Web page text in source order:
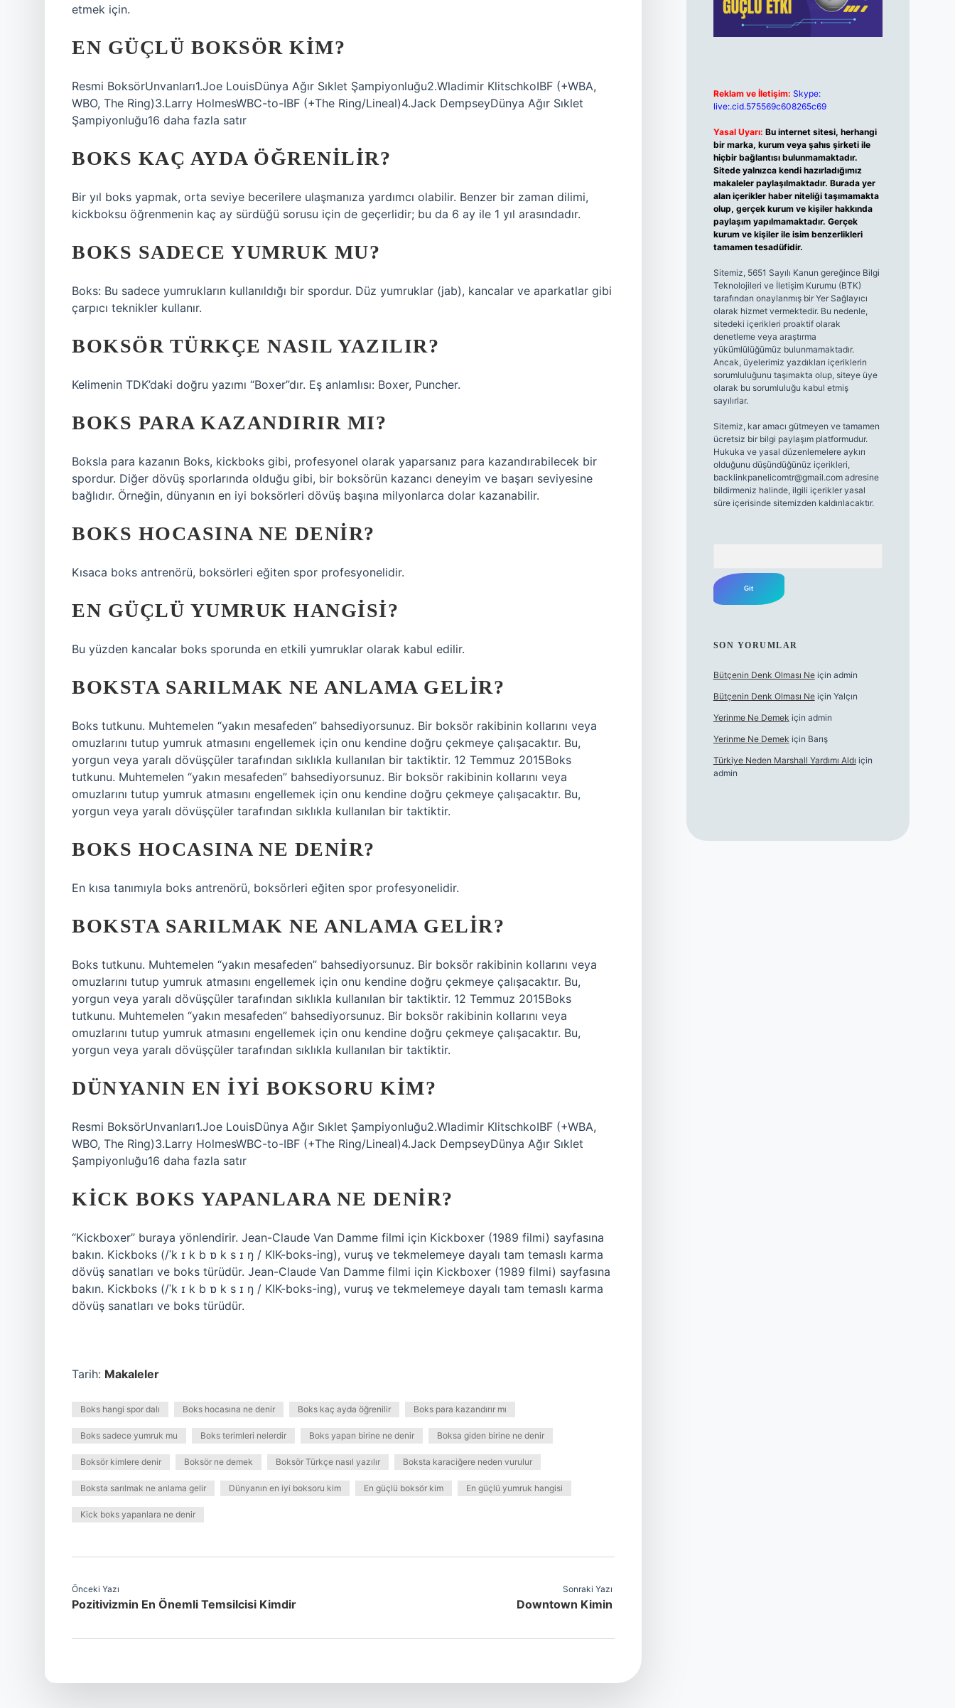
etmek için.
EN GÜÇLÜ BOKSÖR KIM?
Resmi BoksörUnvanları1.Joe LouisDünya Ağır Sıklet Şampiyonluğu2.Wladimir KlitschkoIBF (+WBA,
WBO, The Ring)3.Larry HolmesWBC-to-IBF (+The Ring/Lineal)4.Jack DempseyDünya Ağır Sıklet
Şampiyonluğu16 daha fazla satır
BOKS KAÇ AYDA ÖĞRENILIR?
Bir yıl boks yapmak, orta seviye becerilere ulaşmanıza yardımcı olabilir. Benzer bir zaman dilimi,
kickboksu öğrenmenin kaç ay sürdüğü sorusu için de geçerlidir; bu da 6 ay ile 1 yıl arasındadır.
BOKS SADECE YUMRUK MU?
Boks: Bu sadece yumrukların kullanıldığı bir spordur. Düz yumruklar (jab), kancalar ve aparkatlar gibi
çarpıcı teknikler kullanır.
BOKSÖR TÜRKÇE NASIL YAZILIR?
Kelimenin TDK’daki doğru yazımı “Boxer”dır. Eş anlamlısı: Boxer, Puncher.
BOKS PARA KAZANDIRIR MI?
Boksla para kazanın Boks, kickboks gibi, profesyonel olarak yaparsanız para kazandırabilecek bir
spordur. Diğer dövüş sporlarında olduğu gibi, bir boksörün kazancı deneyim ve başarı seviyesine
bağlıdır. Örneğin, dünyanın en iyi boksörleri dövüş başına milyonlarca dolar kazanabilir.
BOKS HOCASINA NE DENIR?
Kısaca boks antrenörü, boksörleri eğiten spor profesyonelidir.
EN GÜÇLÜ YUMRUK HANGISI?
Bu yüzden kancalar boks sporunda en etkili yumruklar olarak kabul edilir.
BOKSTA SARILMAK NE ANLAMA GELIR?
Boks tutkunu. Muhtemelen “yakın mesafeden” bahsediyorsunuz. Bir boksör rakibinin kollarını veya
omuzlarını tutup yumruk atmasını engellemek için onu kendine doğru çekmeye çalışacaktır. Bu,
yorgun veya yaralı dövüşçüler tarafından sıklıkla kullanılan bir taktiktir. 12 Temmuz 2015Boks
tutkunu. Muhtemelen “yakın mesafeden” bahsediyorsunuz. Bir boksör rakibinin kollarını veya
omuzlarını tutup yumruk atmasını engellemek için onu kendine doğru çekmeye çalışacaktır. Bu,
yorgun veya yaralı dövüşçüler tarafından sıklıkla kullanılan bir taktiktir.
BOKS HOCASINA NE DENIR?
En kısa tanımıyla boks antrenörü, boksörleri eğiten spor profesyonelidir.
BOKSTA SARILMAK NE ANLAMA GELIR?
Boks tutkunu. Muhtemelen “yakın mesafeden” bahsediyorsunuz. Bir boksör rakibinin kollarını veya
omuzlarını tutup yumruk atmasını engellemek için onu kendine doğru çekmeye çalışacaktır. Bu,
yorgun veya yaralı dövüşçüler tarafından sıklıkla kullanılan bir taktiktir. 12 Temmuz 2015Boks
tutkunu. Muhtemelen “yakın mesafeden” bahsediyorsunuz. Bir boksör rakibinin kollarını veya
omuzlarını tutup yumruk atmasını engellemek için onu kendine doğru çekmeye çalışacaktır. Bu,
yorgun veya yaralı dövüşçüler tarafından sıklıkla kullanılan bir taktiktir.
DÜNYANIN EN IYI BOKSORU KIM?
Resmi BoksörUnvanları1.Joe LouisDünya Ağır Sıklet Şampiyonluğu2.Wladimir KlitschkoIBF (+WBA,
WBO, The Ring)3.Larry HolmesWBC-to-IBF (+The Ring/Lineal)4.Jack DempseyDünya Ağır Sıklet
Şampiyonluğu16 daha fazla satır
KICK BOKS YAPANLARA NE DENIR?
“Kickboxer” buraya yönlendirir. Jean-Claude Van Damme filmi için Kickboxer (1989 filmi) sayfasına
bakın. Kickboks (/ˈk ɪ k b ɒ k s ɪ ŋ / KIK-boks-ing), vuruş ve tekmelemeye dayalı tam temaslı karma
dövüş sanatları ve boks türüdür. Jean-Claude Van Damme filmi için Kickboxer (1989 filmi) sayfasına
bakın. Kickboks (/ˈk ɪ k b ɒ k s ɪ ŋ / KIK-boks-ing), vuruş ve tekmelemeye dayalı tam temaslı karma
dövüş sanatları ve boks türüdür.
Tarih: Makaleler
Boks hangi spor dalı Boks hocasına ne denir Boks kaç ayda öğrenilir Boks para kazandırır mı
Boks sadece yumruk mu Boks terimleri nelerdir Boks yapan birine ne denir Boksa giden birine ne denir
Boksör kimlere denir Boksör ne demek Boksör Türkçe nasıl yazılır Boksta karaciğere neden vurulur
Boksta sarılmak ne anlama gelir Dünyanın en iyi boksoru kim En güçlü boksör kim En güçlü yumruk hangisi
Kick boks yapanlara ne denir
Önceki Yazı
Pozitivizmin En Önemli Temsilcisi Kimdir
Sonraki Yazı
Downtown Kimin
Reklam ve İletişim: Skype:
live:.cid.575569c608265c69
Yasal Uyarı: Bu internet sitesi, herhangi
bir marka, kurum veya şahıs şirketi ile
hiçbir bağlantısı bulunmamaktadır.
Sitede yalnızca kendi hazırladığımız
makaleler paylaşılmaktadır. Burada yer
alan içerikler haber niteliği taşımamakta
olup, gerçek kurum ve kişiler hakkında
paylaşım yapılmamaktadır. Gerçek
kurum ve kişiler ile isim benzerlikleri
tamamen tesadüfidir.
Sitemiz, 5651 Sayılı Kanun gereğince Bilgi
Teknolojileri ve İletişim Kurumu (BTK)
tarafından onaylanmış bir Yer Sağlayıcı
olarak hizmet vermektedir. Bu nedenle,
sitedeki içerikleri proaktif olarak
denetleme veya araştırma
yükümlülüğümüz bulunmamaktadır.
Ancak, üyelerimiz yazdıkları içeriklerin
sorumluluğunu taşımakta olup, siteye üye
olarak bu sorumluluğu kabul etmiş
sayılırlar.
Sitemiz, kar amacı gütmeyen ve tamamen
ücretsiz bir bilgi paylaşım platformudur.
Hukuka ve yasal düzenlemelere aykırı
olduğunu düşündüğünüz içerikleri,
backlinkpanelicomtr@gmail.comadresine
bildirmeniz halinde, ilgili içerikler yasal
süre içerisinde sitemizden kaldırılacaktır.
SON YORUMLAR
Bütçenin Denk Olması Neiçin admin
Bütçenin Denk Olması Neiçin Yalçın
Yerinme Ne Demek için admin
Yerinme Ne Demek için Barış
Türkiye Neden Marshall Yardımı Aldı için
admin